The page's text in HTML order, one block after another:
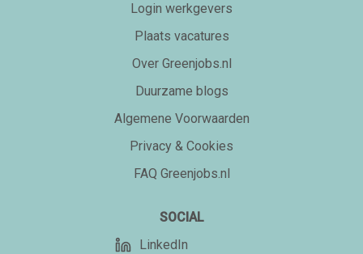
Login werkgevers
Plaats vacatures
Over Greenjobs.nl
Duurzame blogs
Algemene Voorwaarden
Privacy & Cookies
FAQ Greenjobs.nl
SOCIAL
LinkedIn